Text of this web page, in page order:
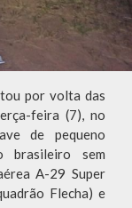
por volta das
feira (7), no
de pequeno
brasileiro sem
A-29 Super
Flecha) e